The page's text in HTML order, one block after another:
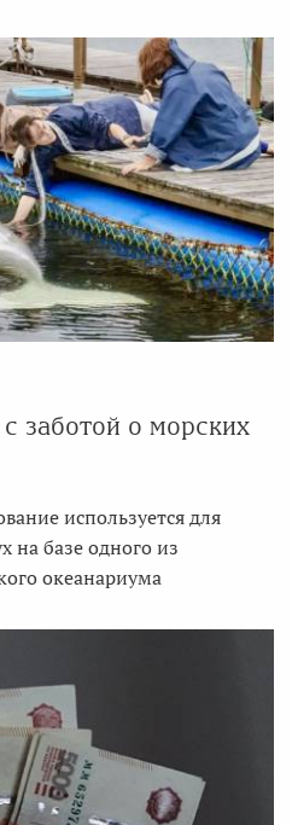
заботой о морских
используется для
на базе одного из
океанариума